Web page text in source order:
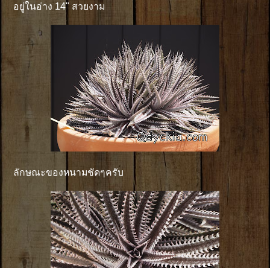
อยู่ในอ่าง 14" สวยงาม
ลักษณะของหนามชัดๆครับ